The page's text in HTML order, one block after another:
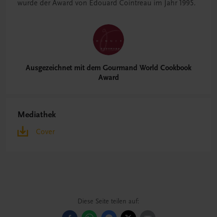
wurde der Award von Edouard Cointreau im Jahr 1995.
Ausgezeichnet mit dem Gourmand World Cookbook
Award
Mediathek
Cover
Diese Seite teilen auf: